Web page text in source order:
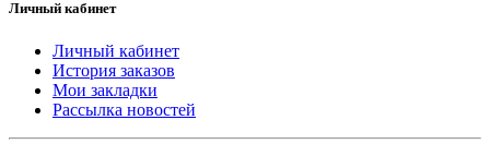
Личный кабинет
Личный кабинет
История заказов
Мои закладки
Рассылка новостей